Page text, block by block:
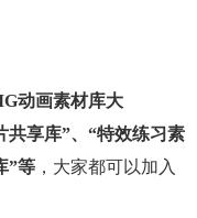
动画素材库大
共享库”、“特效练习素
”等 ，大家都可以加入